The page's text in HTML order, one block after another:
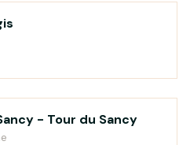
- Tour du Sancy